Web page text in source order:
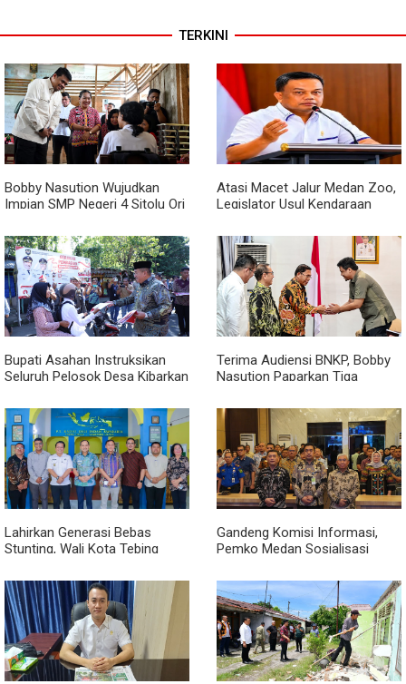
TERKINI
Bobby Nasution Wujudkan
Impian SMP Negeri 4 Sitolu Ori
Atasi Macet Jalur Medan Zoo,
Legislator Usul Kendaraan
Royal Sumatera
Bupati Asahan Instruksikan
Seluruh Pelosok Desa Kibarkan
Terima Audiensi BNKP, Bobby
Nasution Paparkan Tiga
Kepulauan Nias
Lahirkan Generasi Bebas
Stunting, Wali Kota Tebing
SP3 Catin
Gandeng Komisi Informasi,
Pemko Medan Sosialisasi